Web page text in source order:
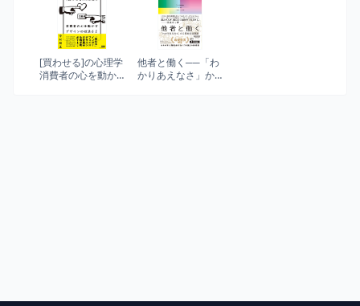
[買わせる]の心理学
消費者の心を動か
他者と働く──「わ
かりあえなさ」か